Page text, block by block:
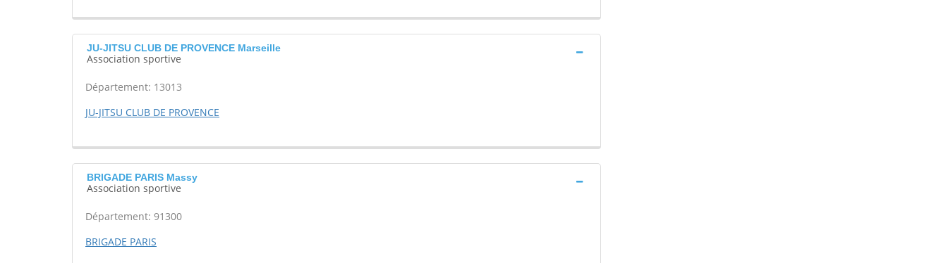
JU-JITSU CLUB DE PROVENCE Marseille
Association sportive
Département: 13013
JU-JITSU CLUB DE PROVENCE
BRIGADE PARIS Massy
Association sportive
Département: 91300
BRIGADE PARIS